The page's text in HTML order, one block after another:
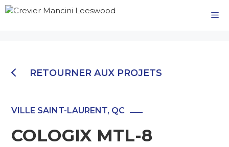
Aller
RETOURNER AUX PROJETS
VILLE SAINT-LAURENT, QC
COLOGIX MTL-8